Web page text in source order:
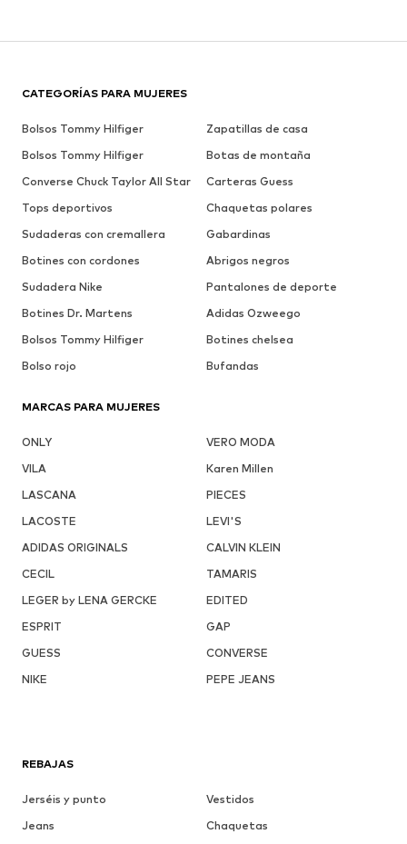
CATEGORÍAS PARA MUJERES
Bolsos Tommy Hilfiger
Zapatillas de casa
Bolsos Tommy Hilfiger
Botas de montaña
Converse Chuck Taylor All Star
Carteras Guess
Tops deportivos
Chaquetas polares
Sudaderas con cremallera
Gabardinas
Botines con cordones
Abrigos negros
Sudadera Nike
Pantalones de deporte
Botines Dr. Martens
Adidas Ozweego
Bolsos Tommy Hilfiger
Botines chelsea
Bolso rojo
Bufandas
MARCAS PARA MUJERES
ONLY
VERO MODA
VILA
Karen Millen
LASCANA
PIECES
LACOSTE
LEVI'S
ADIDAS ORIGINALS
CALVIN KLEIN
CECIL
TAMARIS
LEGER by LENA GERCKE
EDITED
ESPRIT
GAP
GUESS
CONVERSE
NIKE
PEPE JEANS
REBAJAS
Jerséis y punto
Vestidos
Jeans
Chaquetas